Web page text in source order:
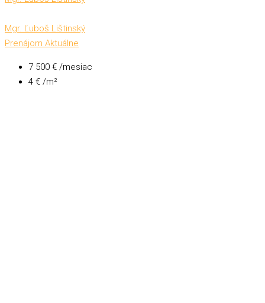
Mgr. Ľuboš Lištinský
Prenájom Aktuálne
7 500 € /mesiac
4 € /m²